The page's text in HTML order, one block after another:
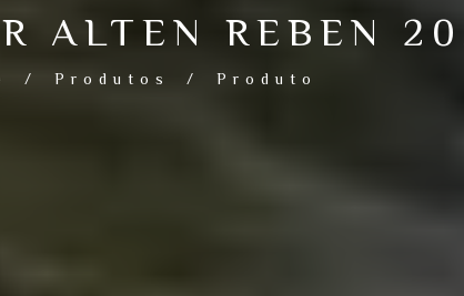
ALTEN REBEN
/ Produtos / Produto